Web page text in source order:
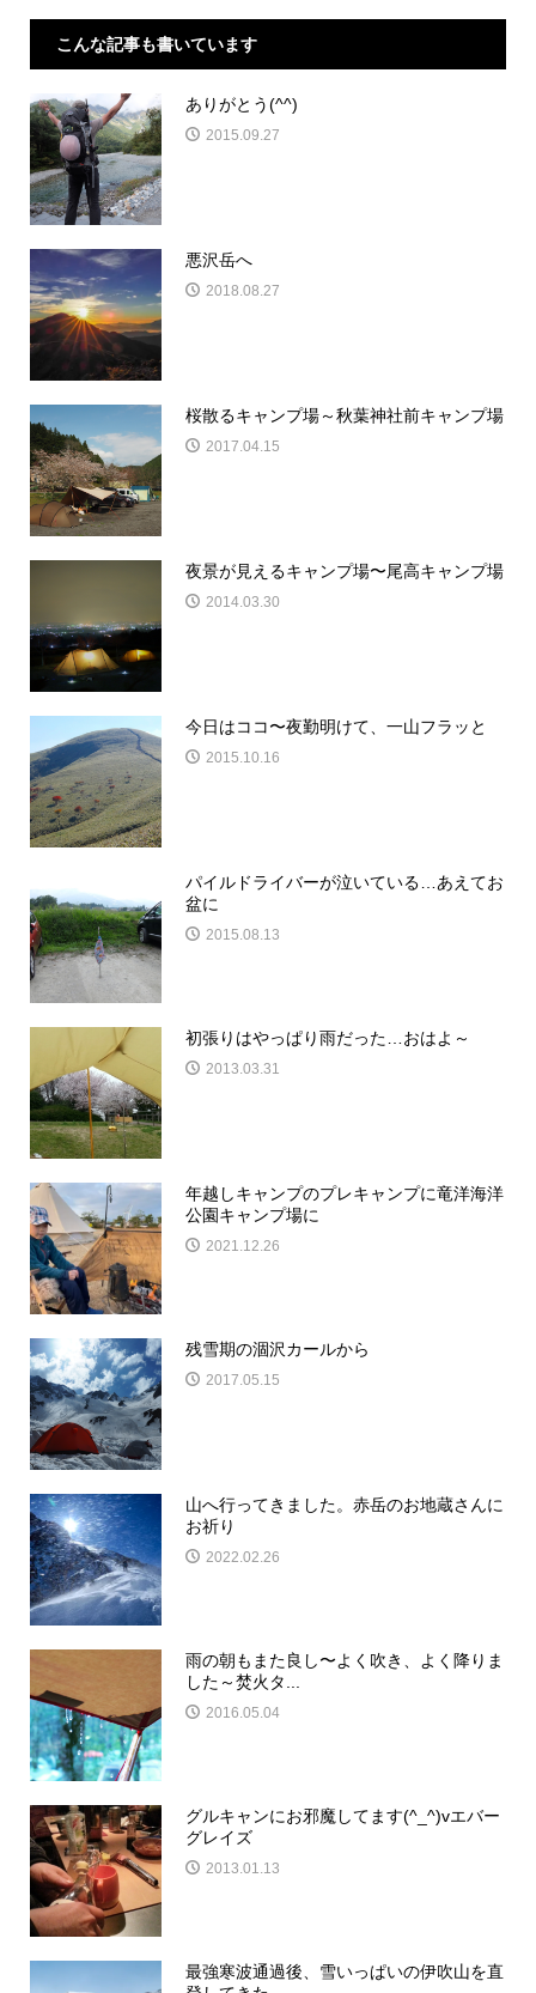
こんな記事も書いています
ありがとう(^^)
2015.09.27
悪沢岳へ
2018.08.27
桜散るキャンプ場～秋葉神社前キャンプ場
2017.04.15
夜景が見えるキャンプ場〜尾高キャンプ場
2014.03.30
今日はココ〜夜勤明けて、一山フラッと
2015.10.16
パイルドライバーが泣いている…あえてお
盆に
2015.08.13
初張りはやっぱり雨だった…おはよ～
2013.03.31
年越しキャンプのプレキャンプに竜洋海洋
公園キャンプ場に
2021.12.26
残雪期の涸沢カールから
2017.05.15
山へ行ってきました。赤岳のお地蔵さんに
お祈り
2022.02.26
雨の朝もまた良し〜よく吹き、よく降りま
した～焚火タ...
2016.05.04
グルキャンにお邪魔してます(^_^)vエバー
グレイズ
2013.01.13
最強寒波通過後、雪いっぱいの伊吹山を直